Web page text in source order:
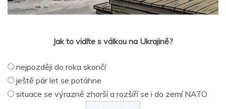
Jak to vidíte s válkou na Ukrajině?
nejpozději do roka skončí
ještě pár let se potáhne
situace se výrazně zhorší a rozšíří se i do zemí NATO